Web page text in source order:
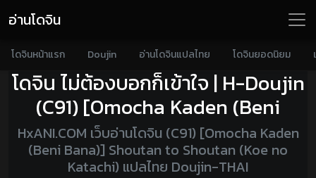
อ่านโดจิน
โดจินหน้าแรก Doujin อ่านโดจินแปลไทย โดจินยอดนิยม
โดจิน ไม่ต้องบอกก็เข้าใจ | H-Doujin
(C91) [Omocha Kaden (Beni
HxANI.COM เว็บอ่านโดจิน (C91) [Omocha Kaden
(Beni Bana)] Shoutan to Shoutan (Koe no
Katachi) แปลไทย Doujin-THAI